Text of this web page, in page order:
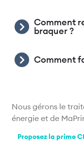
Comment
braquer ?
Comment
Nous gérons le
énergie et de
Proposez la prime